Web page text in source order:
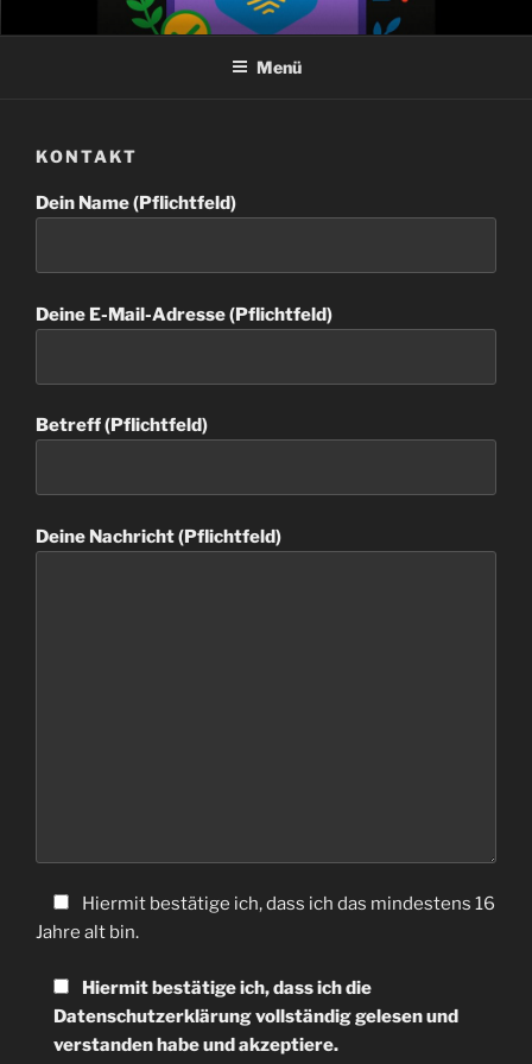
Inhalt
Menü
KONTAKT
Dein Name (Pflichtfeld)
Deine E-Mail-Adresse (Pflichtfeld)
Betreff (Pflichtfeld)
Deine Nachricht (Pflichtfeld)
Hiermit bestätige ich, dass ich das mindestens 16
Jahre alt bin.
Hiermit bestätige ich, dass ich die
Datenschutzerklärung vollständig gelesen und
verstanden habe und akzeptiere.